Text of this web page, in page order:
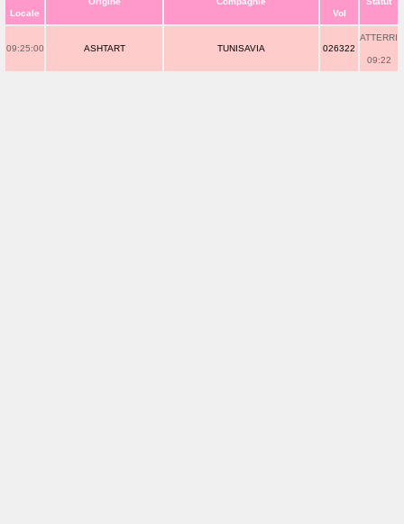
Locale Vol
09:25:00 ASHTART TUNISAVIA 026322
ATTERRI
09:22